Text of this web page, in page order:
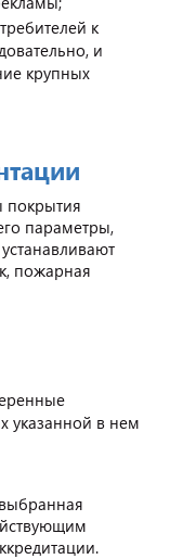
к
и
крупных
покрытия
параметры,
пожарная
указанной в нем